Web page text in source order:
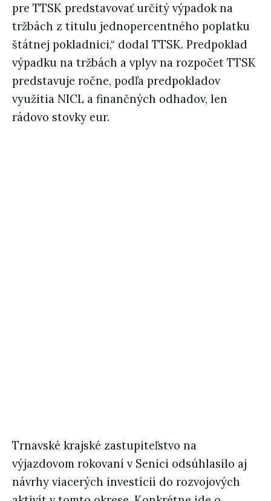
pre TTSK predstavovať určitý výpadok na
tržbách z titulu jednopercentného poplatku
štátnej pokladnici,“ dodal TTSK. Predpoklad
výpadku na tržbách a vplyv na rozpočet TTSK
predstavuje ročne, podľa predpokladov
využitia NICL a finančných odhadov, len
rádovo stovky eur.
Trnavské krajské zastupiteľstvo na
výjazdovom rokovaní v Senici odsúhlasilo aj
návrhy viacerých investícií do rozvojových